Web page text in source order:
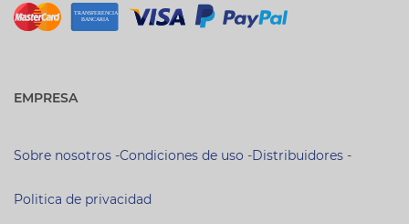
EMPRESA
Sobre nosotros -Condiciones de uso -Distribuidores -
Politica de privacidad